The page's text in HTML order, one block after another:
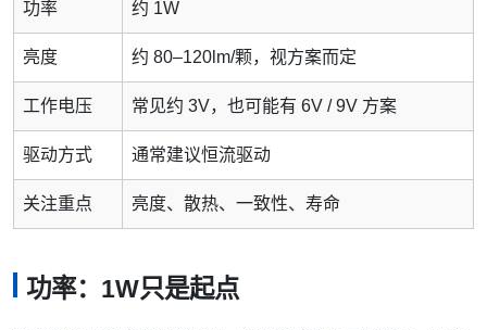
功率 约 1W
亮度 约 80–120lm/颗，视方案而定
工作电压 常见约 3V，也可能有 6V / 9V 方案
驱动方式 通常建议恒流驱动
关注重点 亮度、散热、一致性、寿命
功率：1W只是起点